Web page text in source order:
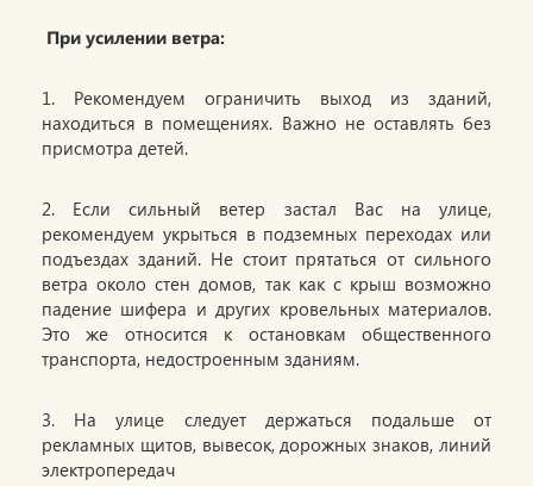
При усилении ветра:
1. Рекомендуем ограничить выход из зданий,
находиться в помещениях. Важно не оставлять без
присмотра детей.
2. Если сильный ветер застал Вас на улице,
рекомендуем укрыться в подземных переходах или
подъездах зданий. Не стоит прятаться от сильного
ветра около стен домов, так как с крыш возможно
падение шифера и других кровельных материалов.
Это же относится к остановкам общественного
транспорта, недостроенным зданиям.
3. На улице следует держаться подальше от
рекламных щитов, вывесок, дорожных знаков, линий
электропередач